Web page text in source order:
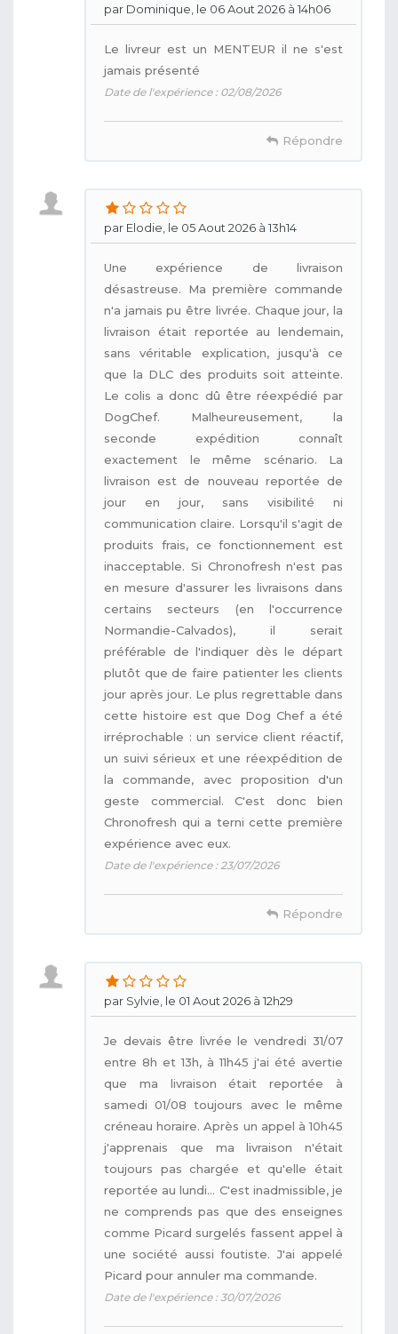
par Dominique, le 06 Aout 2026 à 14h06
Le livreur est un MENTEUR il ne s'est
jamais présenté
Date de l'expérience : 02/08/2026
Répondre
par Elodie, le 05 Aout 2026 à 13h14
Une expérience de livraison
désastreuse. Ma première commande
n'a jamais pu être livrée. Chaque jour, la
livraison était reportée au lendemain,
sans véritable explication, jusqu'à ce
que la DLC des produits soit atteinte.
Le colis a donc dû être réexpédié par
DogChef. Malheureusement, la
seconde expédition connaît
exactement le même scénario. La
livraison est de nouveau reportée de
jour en jour, sans visibilité ni
communication claire. Lorsqu'il s'agit de
produits frais, ce fonctionnement est
inacceptable. Si Chronofresh n'est pas
en mesure d'assurer les livraisons dans
certains secteurs (en l'occurrence
Normandie-Calvados), il serait
préférable de l'indiquer dès le départ
plutôt que de faire patienter les clients
jour après jour. Le plus regrettable dans
cette histoire est que Dog Chef a été
irréprochable : un service client réactif,
un suivi sérieux et une réexpédition de
la commande, avec proposition d'un
geste commercial. C'est donc bien
Chronofresh qui a terni cette première
expérience avec eux.
Date de l'expérience : 23/07/2026
Répondre
par Sylvie, le 01 Aout 2026 à 12h29
Je devais être livrée le vendredi 31/07
entre 8h et 13h, à 11h45 j'ai été avertie
que ma livraison était reportée à
samedi 01/08 toujours avec le même
créneau horaire. Après un appel à 10h45
j'apprenais que ma livraison n'était
toujours pas chargée et qu'elle était
reportée au lundi... C'est inadmissible, je
ne comprends pas que des enseignes
comme Picard surgelés fassent appel à
une société aussi foutiste. J'ai appelé
Picard pour annuler ma commande.
Date de l'expérience : 30/07/2026